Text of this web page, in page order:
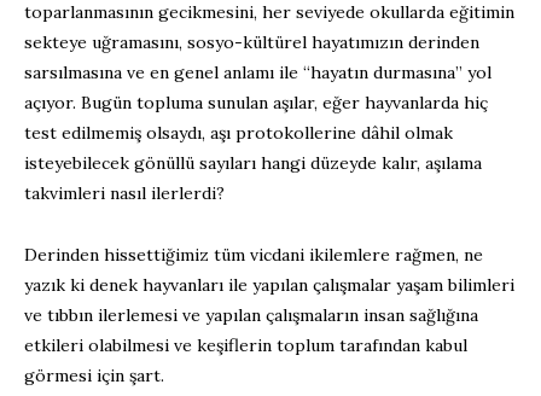
toparlanmasının gecikmesini, her seviyede okullarda eğitimin
sekteye uğramasını, sosyo-kültürel hayatımızın derinden
sarsılmasına ve en genel anlamı ile “hayatın durmasına” yol
açıyor. Bugün topluma sunulan aşılar, eğer hayvanlarda hiç
test edilmemiş olsaydı, aşı protokollerine dâhil olmak
isteyebilecek gönüllü sayıları hangi düzeyde kalır, aşılama
takvimleri nasıl ilerlerdi?
Derinden hissettiğimiz tüm vicdani ikilemlere rağmen, ne
yazık ki denek hayvanları ile yapılan çalışmalar yaşam bilimleri
ve tıbbın ilerlemesi ve yapılan çalışmaların insan sağlığına
etkileri olabilmesi ve keşiflerin toplum tarafından kabul
görmesi için şart.